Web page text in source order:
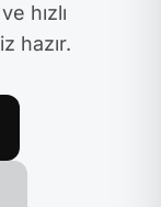
hızlı
hazır.